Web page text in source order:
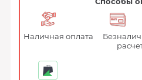
Наличная оплата